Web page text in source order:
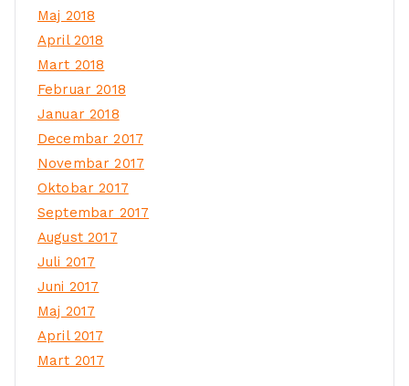
Maj 2018
April 2018
Mart 2018
Februar 2018
Januar 2018
Decembar 2017
Novembar 2017
Oktobar 2017
Septembar 2017
August 2017
Juli 2017
Juni 2017
Maj 2017
April 2017
Mart 2017